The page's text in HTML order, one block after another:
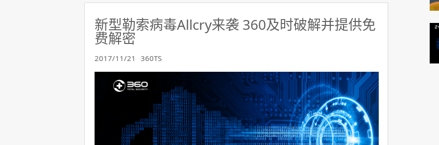
新型勒索病毒Allcry来袭 360及时破解并提供免
费解密
2017/11/21 360TS